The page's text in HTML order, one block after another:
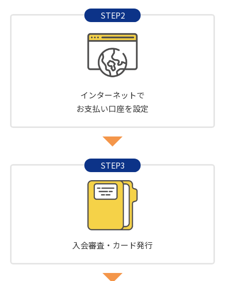
STEP2
インターネットで
お支払い口座を設定
STEP3
入会審査・カード発行